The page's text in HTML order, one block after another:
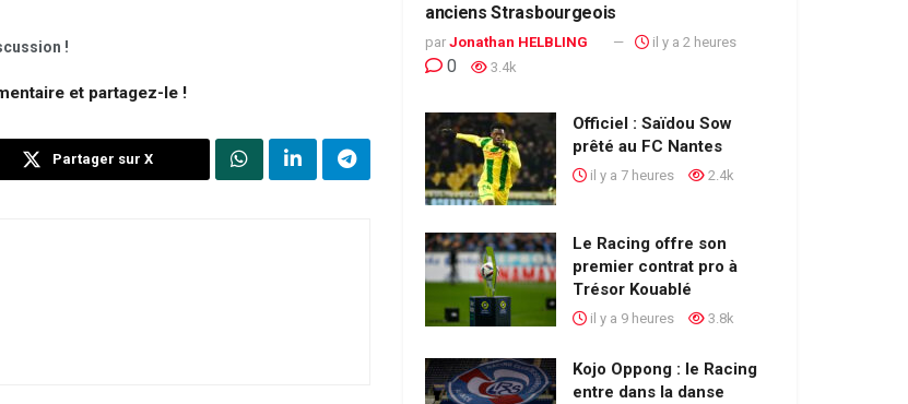
!
et partagez-le !
Partager sur X
anciens Strasbourgeois
par Jonathan HELBLING il y a 2 heures
0 3.4k
Officiel : Saïdou Sow
prêté au FC Nantes
il y a 7 heures 2.4k
Le Racing offre son
premier contrat pro à
Trésor Kouablé
il y a 9 heures 3.8k
Kojo Oppong : le Racing
entre dans la danse